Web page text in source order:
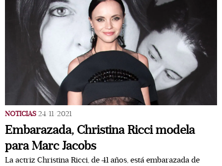
NOTICIAS 24/11/2021
Embarazada, Christina Ricci modela
para Marc Jacobs
La actriz Christina Ricci, de 41 años, está embarazada de